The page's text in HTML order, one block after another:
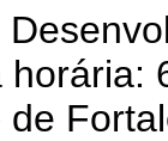
horária:
de